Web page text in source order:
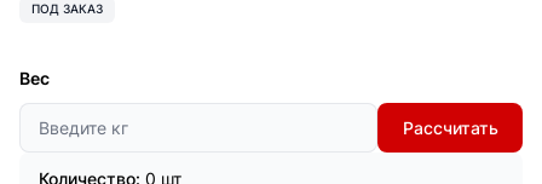
ПОД ЗАКАЗ
Вес
Рассчитать
Количество: 0 шт